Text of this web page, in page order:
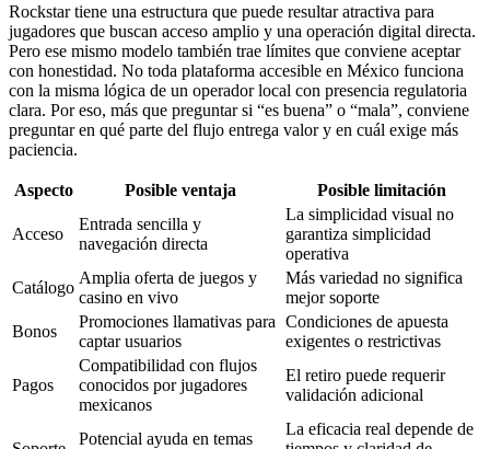
Rockstar tiene una estructura que puede resultar atractiva para
jugadores que buscan acceso amplio y una operación digital directa.
Pero ese mismo modelo también trae límites que conviene aceptar
con honestidad. No toda plataforma accesible en México funciona
con la misma lógica de un operador local con presencia regulatoria
clara. Por eso, más que preguntar si “es buena” o “mala”, conviene
preguntar en qué parte del flujo entrega valor y en cuál exige más
paciencia.
Aspecto Posible ventaja Posible limitación
Acceso
Entrada sencilla y
navegación directa
La simplicidad visual no
garantiza simplicidad
operativa
Catálogo
Amplia oferta de juegos y
casino en vivo
Más variedad no significa
mejor soporte
Bonos
Promociones llamativas para
captar usuarios
Condiciones de apuesta
exigentes o restrictivas
Pagos
Compatibilidad con flujos
conocidos por jugadores
mexicanos
El retiro puede requerir
validación adicional
Potencial ayuda en temas
La eficacia real depende de